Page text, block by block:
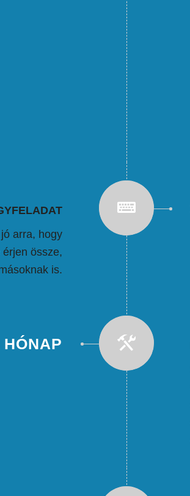
arra, hogy
össze,
is.
HÓNAP